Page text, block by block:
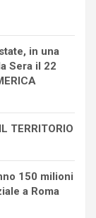
in una
Sera il 22
TERRITORIO
150 milioni
a Roma